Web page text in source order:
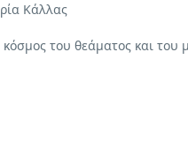
Κάλλας
του θεάματος και του